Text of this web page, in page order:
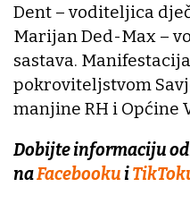
Dent – voditeljica
Marijan Ded-Max –
sastava.
pokroviteljstvom
manjine RH i Općine
Dobijte informaciju
naFacebookui